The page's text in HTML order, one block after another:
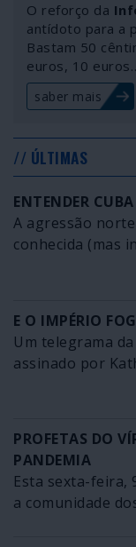
O reforço da
antídoto para a
Bastam 50
euros, 10
saber mais
// ÚLTIMAS
ENTENDER
A agressão
conhecida (mas
E O IMPÉRIO
Um telegrama
assinado por
PROFETAS DO
PANDEMIA
Esta sexta-feira,
a comunidade